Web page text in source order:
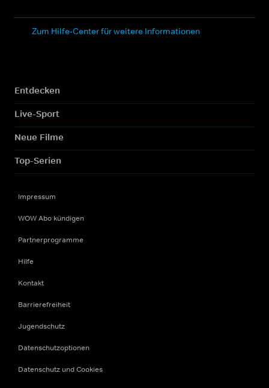
Zum Hilfe-Center für weitere Informationen
Entdecken
Live-Sport
Neue Filme
Top-Serien
Impressum
WOW Abo kündigen
Partnerprogramme
Hilfe
Kontakt
Barrierefreiheit
Jugendschutz
Datenschutzoptionen
Datenschutz und Cookies